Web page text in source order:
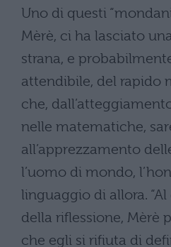
Uno di questi
Mèrè, ci ha lasciato
strana, e
attendibile, del rapido
che,
nelle matematiche,
all’apprezzamento
l’uomo di mondo,
linguaggio di allora.
della riflessione, Mèrè
che egli si rifiuta di